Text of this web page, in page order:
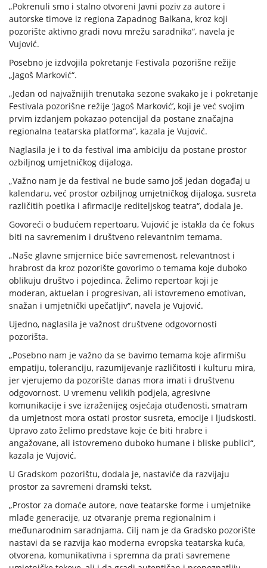
„Pokrenuli smo i stalno otvoreni Javni poziv za autore i
autorske timove iz regiona Zapadnog Balkana, kroz koji
pozorište aktivno gradi novu mrežu saradnika“, navela je
Vujović.
Posebno je izdvojila pokretanje Festivala pozorišne režije
„Jagoš Marković“.
„Jedan od najvažnijih trenutaka sezone svakako je i pokretanje
Festivala pozorišne režije ‘Jagoš Marković’, koji je već svojim
prvim izdanjem pokazao potencijal da postane značajna
regionalna teatarska platforma“, kazala je Vujović.
Naglasila je i to da festival ima ambiciju da postane prostor
ozbiljnog umjetničkog dijaloga.
„Važno nam je da festival ne bude samo još jedan događaj u
kalendaru, već prostor ozbiljnog umjetničkog dijaloga, susreta
različitih poetika i afirmacije rediteljskog teatra“, dodala je.
Govoreći o budućem repertoaru, Vujović je istakla da će fokus
biti na savremenim i društveno relevantnim temama.
„Naše glavne smjernice biće savremenost, relevantnost i
hrabrost da kroz pozorište govorimo o temama koje duboko
oblikuju društvo i pojedinca. Želimo repertoar koji je
moderan, aktuelan i progresivan, ali istovremeno emotivan,
snažan i umjetnički upečatljiv“, navela je Vujović.
Ujedno, naglasila je važnost društvene odgovornosti
pozorišta.
„Posebno nam je važno da se bavimo temama koje afirmišu
empatiju, toleranciju, razumijevanje različitosti i kulturu mira,
jer vjerujemo da pozorište danas mora imati i društvenu
odgovornost. U vremenu velikih podjela, agresivne
komunikacije i sve izraženijeg osjećaja otuđenosti, smatram
da umjetnost mora ostati prostor susreta, emocije i ljudskosti.
Upravo zato želimo predstave koje će biti hrabre i
angažovane, ali istovremeno duboko humane i bliske publici“,
kazala je Vujović.
U Gradskom pozorištu, dodala je, nastaviće da razvijaju
prostor za savremeni dramski tekst.
„Prostor za domaće autore, nove teatarske forme i umjetnike
mlađe generacije, uz otvaranje prema regionalnim i
međunarodnim saradnjama. Cilj nam je da Gradsko pozorište
nastavi da se razvija kao moderna evropska teatarska kuća,
otvorena, komunikativna i spremna da prati savremene